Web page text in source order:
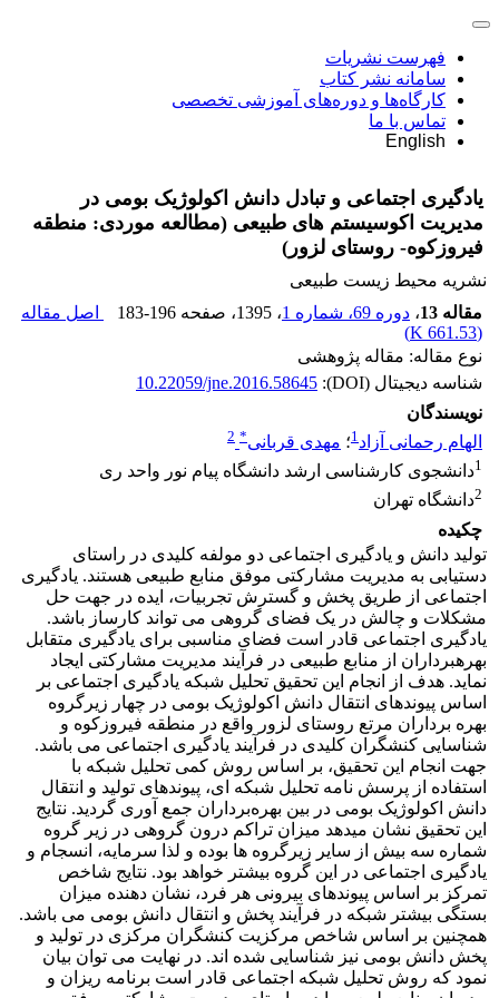
فهرست نشریات
سامانه نشر کتاب
کارگاه‌ها و دوره‌های آموزشی تخصصی
تماس با ما
English
یادگیری اجتماعی و تبادل دانش اکولوژیک بومی در
مدیریت اکوسیستم های طبیعی (مطالعه موردی: منطقه
فیروزکوه- روستای لزور)
نشریه محیط زیست طبیعی
مقاله 13
، دوره 69، شماره 1 ، 1395 ، صفحه 183-196
اصل مقاله
(
661.53 K
)
نوع مقاله: مقاله پژوهشی
شناسه دیجیتال (DOI):
10.22059/jne.2016.58645
نویسندگان
الهام رحمانی آزاد1؛ مهدی قربانی*
2
1دانشجوی کارشناسی ارشد دانشگاه پیام نور واحد ری
2دانشگاه تهران
چکیده
تولید دانش و یادگیری اجتماعی دو مولفه کلیدی در راستای
دستیابی به مدیریت مشارکتی موفق منابع طبیعی هستند. یادگیری
اجتماعی از طریق پخش و گسترش تجربیات، ایده در جهت حل
مشکلات و چالش در یک فضای گروهی می تواند کارساز باشد.
یادگیری اجتماعی قادر است فضای مناسبی برای یادگیری متقابل
بهره‏برداران از منابع طبیعی در فرآیند مدیریت مشارکتی ایجاد
نماید. هدف از انجام این تحقیق تحلیل شبکه یادگیری اجتماعی بر
اساس پیوندهای انتقال دانش اکولوژیک بومی در چهار زیرگروه
بهره برداران مرتع روستای لزور واقع در منطقه فیروزکوه و
شناسایی کنشگران کلیدی در فرآیند یادگیری اجتماعی می باشد.
جهت انجام این تحقیق، بر اساس روش کمی تحلیل شبکه با
استفاده از پرسش نامه تحلیل شبکه ای، پیوندهای تولید و انتقال
دانش اکولوژیک بومی در بین بهره‌برداران جمع آوری گردید. نتایج
این تحقیق نشان میدهد میزان تراکم درون گروهی در زیر گروه
شماره سه بیش از سایر زیرگروه ها بوده و لذا سرمایه، انسجام و
یادگیری اجتماعی در این گروه بیشتر خواهد بود. نتایج شاخص
تمرکز بر اساس پیوندهای بیرونی هر فرد، نشان دهنده میزان
بستگی بیشتر شبکه در فرآیند پخش و انتقال دانش بومی می باشد.
همچنین بر اساس شاخص مرکزیت کنشگران مرکزی در تولید و
پخش دانش بومی نیز شناسایی شده اند. در نهایت می توان بیان
نمود که روش تحلیل شبکه اجتماعی قادر است برنامه ریزان و